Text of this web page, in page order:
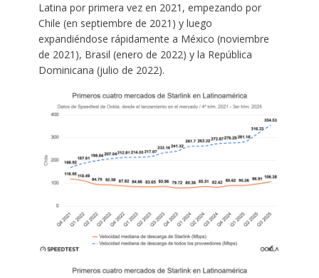
Latina por primera vez en 2021, empezando por
Chile (en septiembre de 2021) y luego
expandiéndose rápidamente a México (noviembre
de 2021), Brasil (enero de 2022) y la República
Dominicana (julio de 2022).